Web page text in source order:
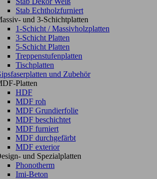
Stab Echtholzfurniert
und 3-Schichtplatten
1-Schicht / Massivholzplatten
3-Schicht Platten
5-Schicht Platten
Treppenstufenplatten
Tischplatten
und Zubehör
Platten
HDF
MDF roh
MDF Grundierfolie
MDF beschichtet
MDF furniert
MDF durchgefärbt
MDF exterior
und Spezialplatten
Phonotherm
Imi-Beton